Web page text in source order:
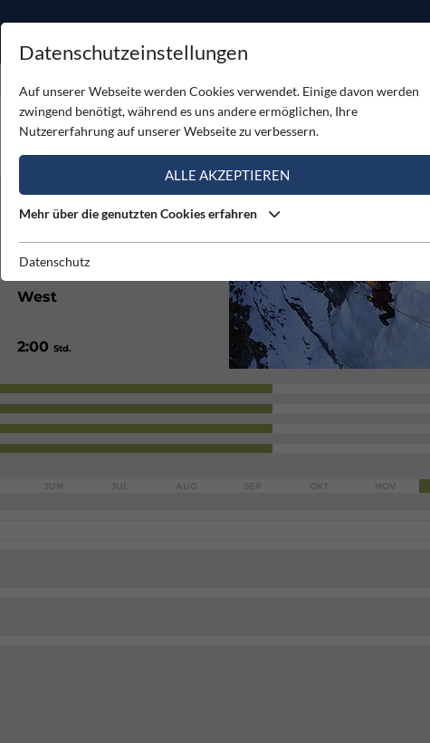
PRODUKTE
2200
West
2:00Std.
Datenschutzeinstellungen
Auf unserer Webseite werden Cookies verwendet. Einige davon werden
zwingend benötigt, während es uns andere ermöglichen, Ihre
Nutzererfahrung auf unserer Webseite zu verbessern.
ALLE AKZEPTIEREN
Mehr über die genutzten Cookies erfahren
Datenschutz